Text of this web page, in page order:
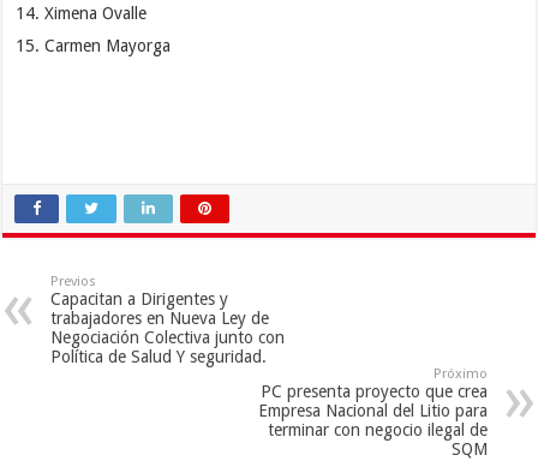
Ximena Ovalle
Carmen Mayorga
Previos
Capacitan a Dirigentes y
trabajadores en Nueva Ley de
Negociación Colectiva junto con
Política de Salud Y seguridad.
Próximo
PC presenta proyecto que crea
Empresa Nacional del Litio para
terminar con negocio ilegal de
SQM